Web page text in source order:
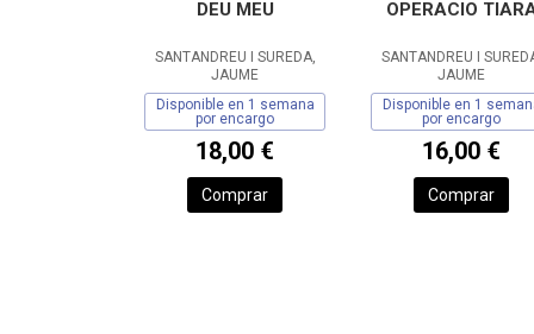
DEU MEU
SANTANDREU I SUREDA,
JAUME
Disponible en 1 semana
por encargo
18,00 €
Comprar
OPERACIO
SANTANDREU I
JAUME
Disponible en 1
por encargo
16,00 €
Comprar